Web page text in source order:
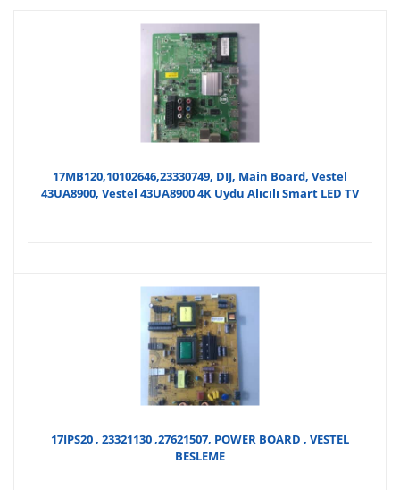
17MB120,10102646,23330749, DIJ, Main Board, Vestel
43UA8900, Vestel 43UA8900 4K Uydu Alıcılı Smart LED TV
17IPS20 , 23321130 ,27621507, POWER BOARD , VESTEL
BESLEME